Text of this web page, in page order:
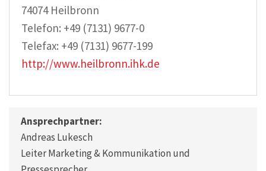
74074 Heilbronn
Telefon: +49 (7131) 9677-0
Telefax: +49 (7131) 9677-199
http://www.heilbronn.ihk.de
Ansprechpartner:
Andreas Lukesch
Leiter Marketing & Kommunikation und